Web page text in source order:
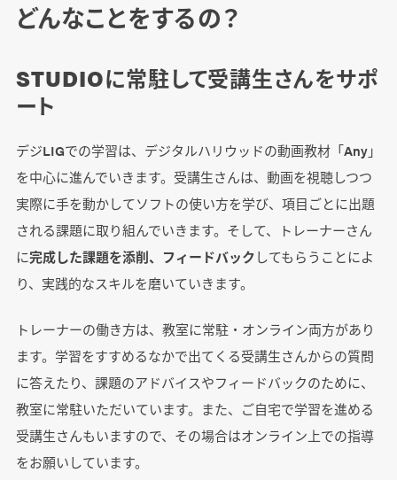
どんなことをするの？
STUDIOに常駐して受講生さんをサポ
ート
デジLIGでの学習は、デジタルハリウッドの動画教材「Any」
を中心に進んでいきます。受講生さんは、動画を視聴しつつ
実際に手を動かしてソフトの使い方を学び、項目ごとに出題
される課題に取り組んでいきます。そして、トレーナーさん
に完成した課題を添削、フィードバックしてもらうことによ
り、実践的なスキルを磨いていきます。
トレーナーの働き方は、教室に常駐・オンライン両方があり
ます。学習をすすめるなかで出てくる受講生さんからの質問
に答えたり、課題のアドバイスやフィードバックのために、
教室に常駐いただいています。また、ご自宅で学習を進める
受講生さんもいますので、その場合はオンライン上での指導
をお願いしています。